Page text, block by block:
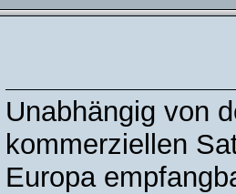
Unabhängig von
kommerziellen
Europa